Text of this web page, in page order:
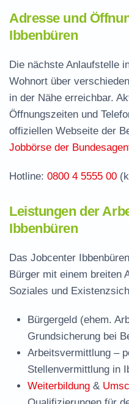
Leistungen der
Ibbenbüren
Termin
Jobcenter
Häufige Fragen
Adresse und
Ibbenbüren
Die nächste Anlaufstelle
Wohnort über
in der Nähe erreichbar.
Öffnungszeiten und
offiziellen Webseite der
Jobbörse der
Hotline: 0800 4 5555 00
Leistungen der
Ibbenbüren
Das Jobcenter
Bürger mit einem breiten
Soziales und
Bürgergeld (ehem.
Grundsicherung bei
Arbeitsvermittlung –
Stellenvermittlung in
Weiterbildung &